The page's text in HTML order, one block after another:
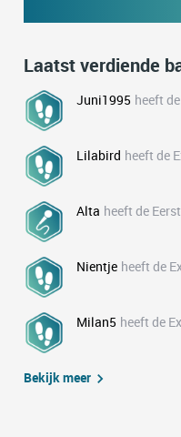
Laatst verdiende
Juni1995 heeft
Lilabird heeft de
Alta heeft de
Nientje heeft de
Milan5 heeft de
Bekijk meer